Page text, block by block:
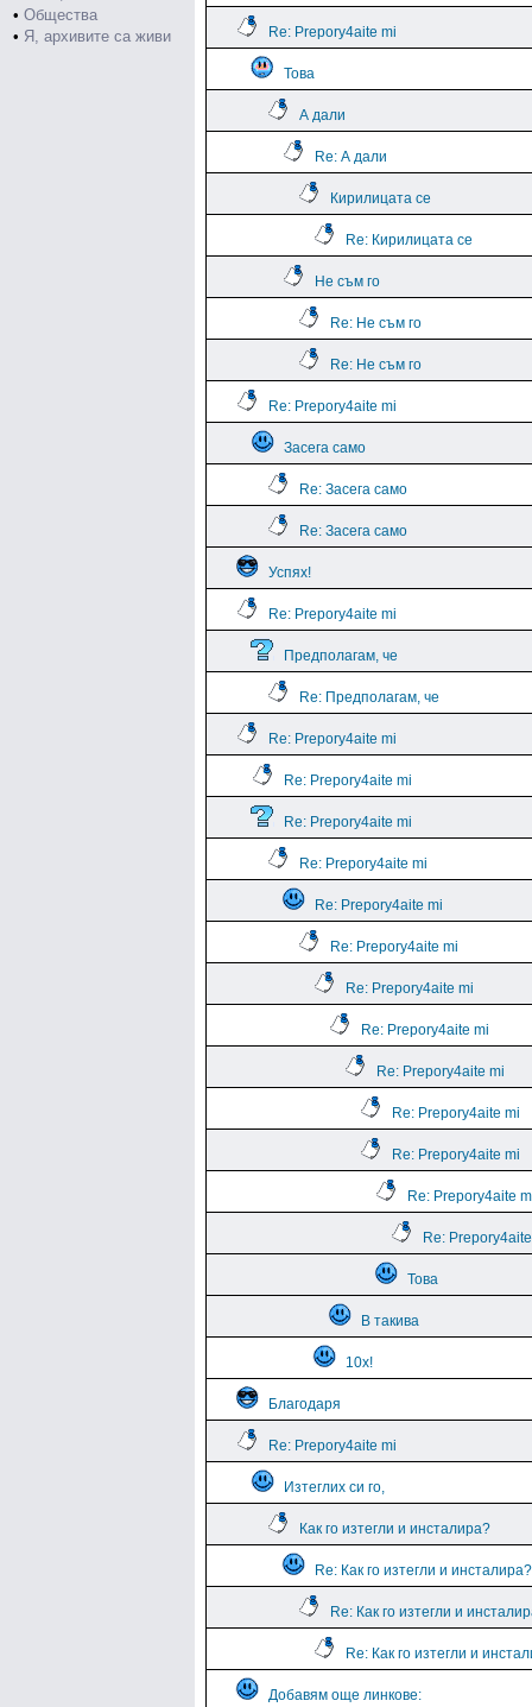
• Общества
• Я, архивите са живи Re: Prepory4aite mi
Това
А дали
Re: А дали
Кирилицата се
Re: Кирилицата се
Не съм го
Re: Не съм го
Re: Не съм го
Re: Prepory4aite mi
Засега само
Re: Засега само
Re: Засега само
Успях!
Re: Prepory4aite mi
Предполагам, че
Re: Предполагам, че
Re: Prepory4aite mi
Re: Prepory4aite mi
Re: Prepory4aite mi
Re: Prepory4aite mi
Re: Prepory4aite mi
Re: Prepory4aite mi
Re: Prepory4aite mi
Re: Prepory4aite mi
Re: Prepory4aite mi
Re: Prepory4aite mi
Re: Prepory4aite mi
Re: Prepory4aite
Re:
Това
В такива
10х!
Благодаря
Re: Prepory4aite mi
Изтеглих си го,
Как го изтегли и инсталира?
Re: Как го изтегли и инсталира?
Re: Как го изтегли и
Re: Как го изтегли и
Добавям още линкове: